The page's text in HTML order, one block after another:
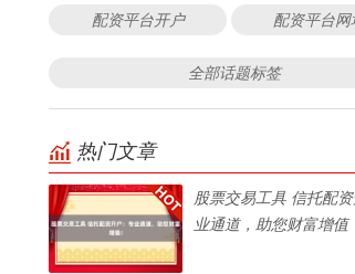
配资平台开户 配资平台网
全部话题标签
热门文章
股票交易工具 信托配
业通道，助您财富增值